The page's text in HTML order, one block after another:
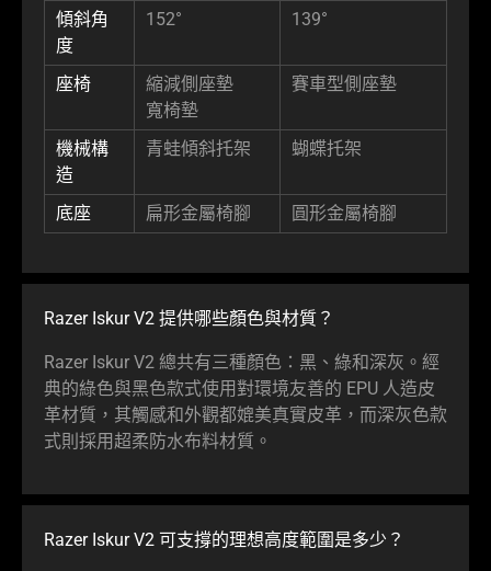
傾斜角
度
152° 139°
座椅
縮減側座墊
寬椅墊
賽車型側座墊
機械構
造
青蛙傾斜托架 蝴蝶托架
底座 扁形金屬椅腳 圓形金屬椅腳
Razer Iskur V2 提供哪些顏色與材質？
Razer Iskur V2 總共有三種顏色：黑、綠和深灰。經
典的綠色與黑色款式使用對環境友善的 EPU 人造皮
革材質，其觸感和外觀都媲美真實皮革，而深灰色款
式則採用超柔防水布料材質。
Razer Iskur V2 可支撐的理想高度範圍是多少？